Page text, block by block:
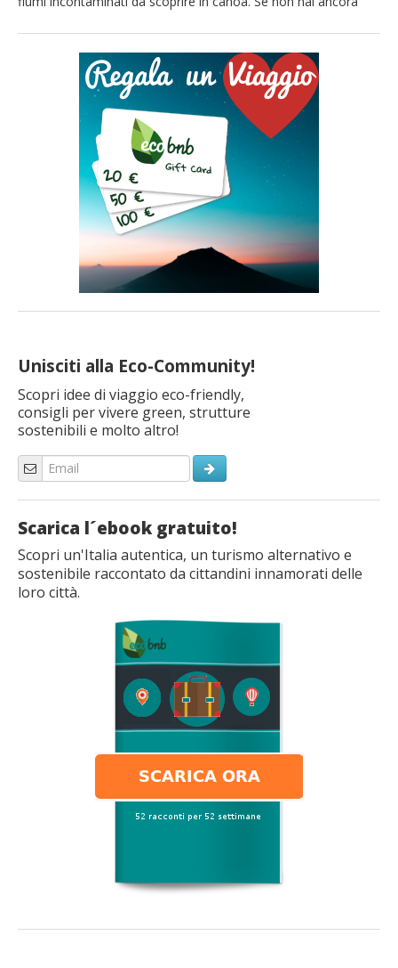
Unisciti alla Eco-Community!
Scopri idee di viaggio eco-friendly,
consigli per vivere green, strutture
sostenibili e molto altro!
Scarica l´ebook gratuito!
Scopri un'Italia autentica, un turismo alternativo e
sostenibile raccontato da cittandini innamorati delle
loro città.
Lasciati incantare dal fascino di questi luoghi poco conosciuti e
goditi il piacere della scoperta! 1. Cosa vedere in Serbia Nell’est
Europa, nella regione dei Balcani, si trova la Serbia, […]